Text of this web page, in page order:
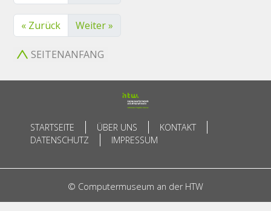
« Zurück Weiter »
SEITENANFANG
STARTSEITE ÜBER UNS
KONTAKT
DATENSCHUTZ
IMPRESSUM
© Computermuseum an der HTW